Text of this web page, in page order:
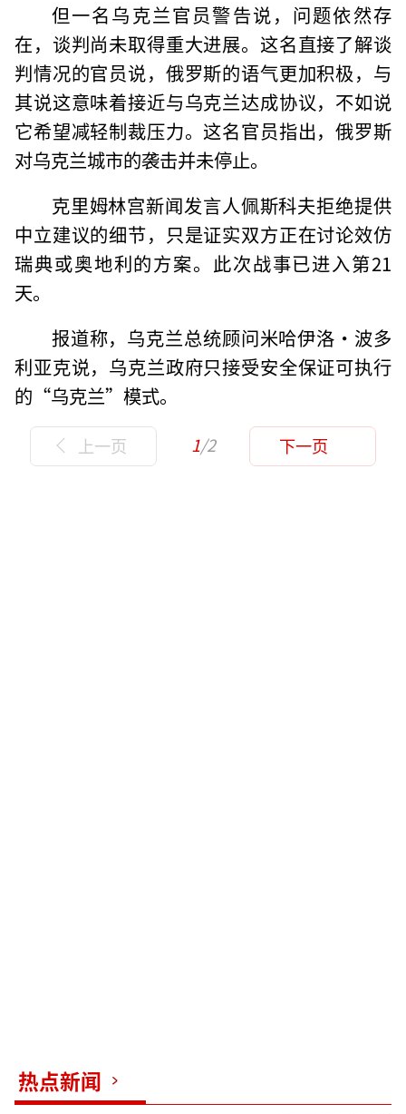
但一名乌克兰官员警告说，问题依然存
在，谈判尚未取得重大进展。这名直接了解谈
判情况的官员说，俄罗斯的语气更加积极，与
其说这意味着接近与乌克兰达成协议，不如说
它希望减轻制裁压力。这名官员指出，俄罗斯
对乌克兰城市的袭击并未停止。
克里姆林宫新闻发言人佩斯科夫拒绝提供
中立建议的细节，只是证实双方正在讨论效仿
瑞典或奥地利的方案。此次战事已进入第21
天。
报道称，乌克兰总统顾问米哈伊洛·波多
利亚克说，乌克兰政府只接受安全保证可执行
的“乌克兰”模式。
上一页 1/2 下一页
热点新闻